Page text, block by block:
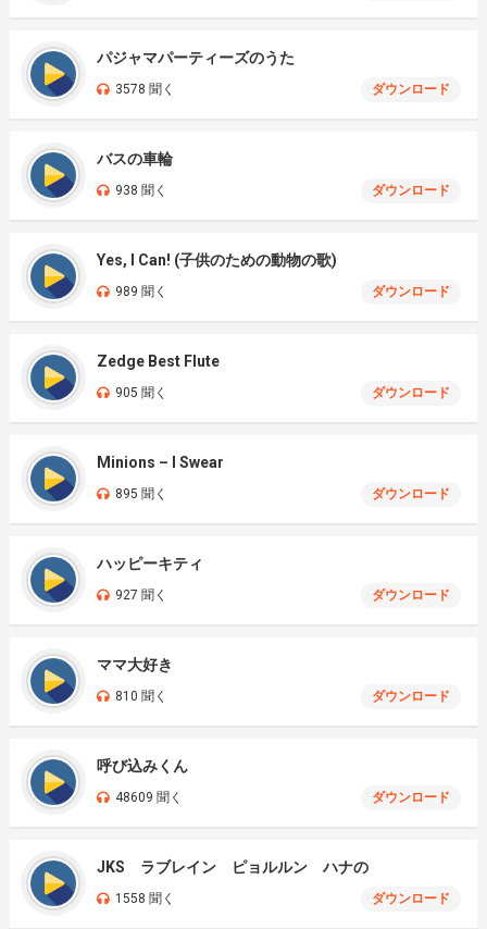
パジャマパーティーズのうた
3578 聞く ダウンロード
バスの車輪
938 聞く ダウンロード
Yes, I Can! (子供のための動物の歌)
989 聞く ダウンロード
Zedge Best Flute
905 聞く ダウンロード
Minions – I Swear
895 聞く ダウンロード
ハッピーキティ
927 聞く ダウンロード
ママ大好き
810 聞く ダウンロード
呼び込みくん
48609 聞く ダウンロード
JKS ラブレイン ピョルルン ハナの
1558 聞く ダウンロード